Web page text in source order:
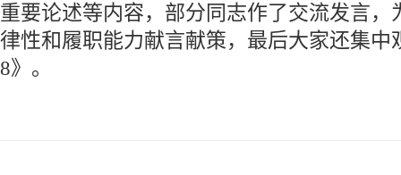
重要论述等内容，部分同志作了交流发言，
律性和履职能力献言献策，最后大家还集中
8》。